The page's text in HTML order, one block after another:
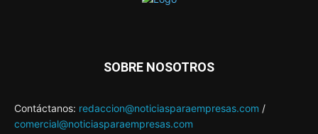
SOBRE NOSOTROS
Contáctanos: redaccion@noticiasparaempresas.com /
comercial@noticiasparaempresas.com